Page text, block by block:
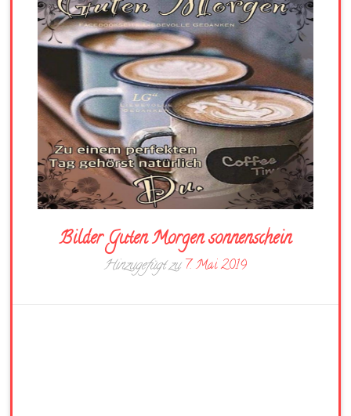
Bilder Guten Morgen sonnenschein
Hinzugefügt zu7. Mai 2019